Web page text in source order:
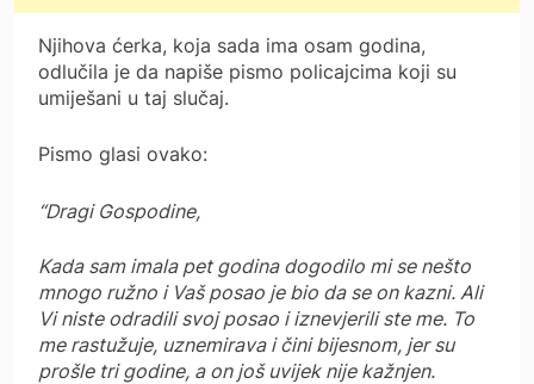
Njihova ćerka, koja sada ima osam godina,
odlučila je da napiše pismo policajcima koji su
umiješani u taj slučaj.
Pismo glasi ovako:
“Dragi Gospodine,
Kada sam imala pet godina dogodilo mi se nešto
mnogo ružno i Vaš posao je bio da se on kazni. Ali
Vi niste odradili svoj posao i iznevjerili ste me. To
me rastužuje, uznemirava i čini bijesnom, jer su
prošle tri godine, a on još uvijek nije kažnjen.